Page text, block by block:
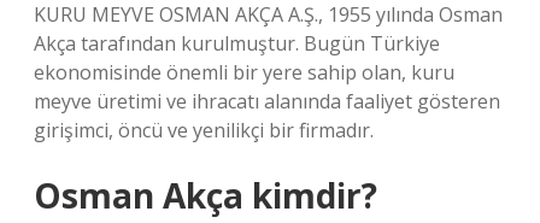
KURU MEYVE OSMAN AKÇA A.Ş., 1955 yılında Osman
Akça tarafından kurulmuştur. Bugün Türkiye
ekonomisinde önemli bir yere sahip olan, kuru
meyve üretimi ve ihracatı alanında faaliyet gösteren
girişimci, öncü ve yenilikçi bir firmadır.
Osman Akça kimdir?